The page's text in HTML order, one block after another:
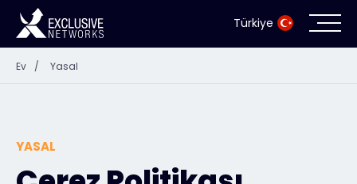
Türkiye
Kaynaklar
Ev / Yasal
YASAL